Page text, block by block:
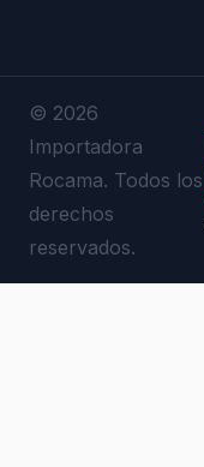
© 2026
Importadora
Rocama. Todos los
derechos
reservados.